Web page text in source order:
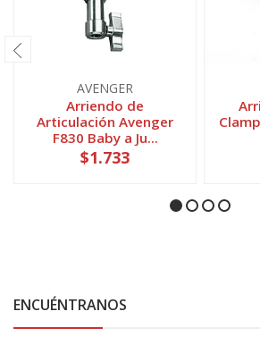
AVENGER
Arriendo de
Articulación Avenger
F830 Baby a Ju...
$1.733
ENCUÉNTRANOS